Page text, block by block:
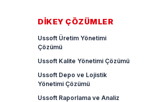
DİKEY ÇÖZÜMLER
Ussoft Üretim Yönetimi
Çözümü
Ussoft Kalite Yönetimi Çözümü
Ussoft Depo ve Lojistik
Yönetimi Çözümü
Ussoft Raporlama ve Analiz